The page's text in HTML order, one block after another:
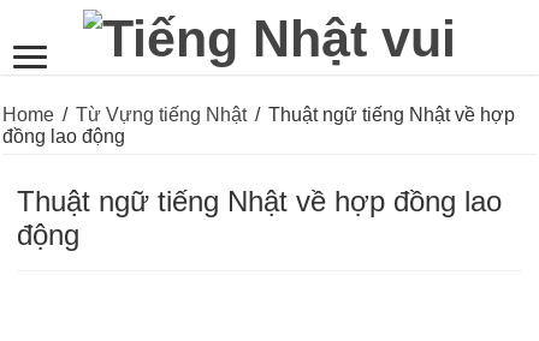
Home / Từ Vựng tiếng Nhật / Thuật ngữ tiếng Nhật về hợp
đồng lao động
Thuật ngữ tiếng Nhật về hợp đồng lao
động